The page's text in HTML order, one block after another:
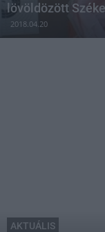
lövöldözött
2018.04.20
AKTUÁLIS